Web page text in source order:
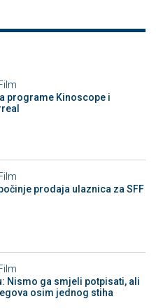
programe Kinoscope i
prodaja ulaznica za SFF
Nismo ga smjeli potpisati, ali
osim jednog stiha